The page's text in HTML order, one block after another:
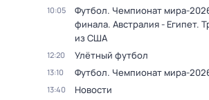
10:05
Футбол. Чемпионат мира-
финала. Австралия - Египет.
из США
12:20 Улётный футбол
13:10 Футбол. Чемпионат мира-
13:40 Новости